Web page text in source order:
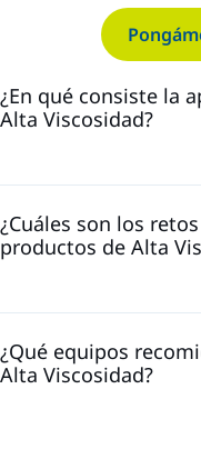
¿En qué consiste la
Alta Viscosidad?
¿Cuáles son los
productos de Alta
¿Qué equipos
Alta Viscosidad?